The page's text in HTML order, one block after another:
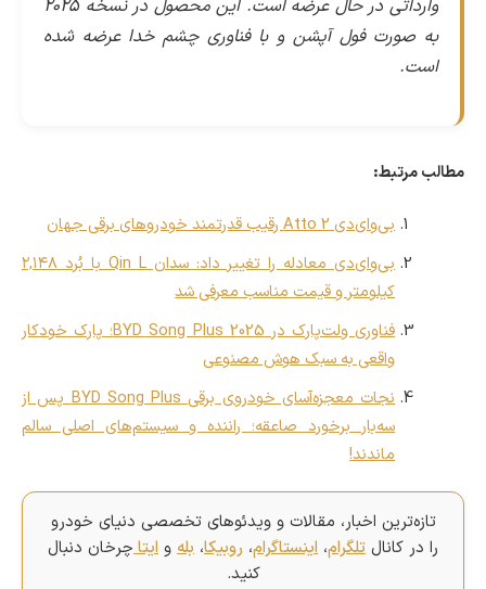
وارداتی در حال عرضه است. این محصول در نسخه ۲۰۲۵
به صورت فول آپشن و با فناوری چشم خدا عرضه شده
است.
مطالب مرتبط:
بی‌وای‌دی Atto 2 رقیب قدرتمند خودروهای برقی جهان
بی‌وای‌دی معادله را تغییر داد: سدان Qin L با بُرد ۲,۱۴۸
کیلومتر و قیمت مناسب معرفی شد
فناوری ولت‌پارک در BYD Song Plus 2025؛ پارک خودکار
واقعی به سبک هوش مصنوعی
نجات معجزه‌آسای خودروی برقی BYD Song Plus پس از
سه‌بار برخورد صاعقه؛ راننده و سیستم‌های اصلی سالم
ماندند!
تازه‌ترین اخبار، مقالات و ویدئوهای تخصصی دنیای خودرو
را در کانال تلگرام، اینستاگرام، روبیکا، بله و ایتاچرخان دنبال
کنید.